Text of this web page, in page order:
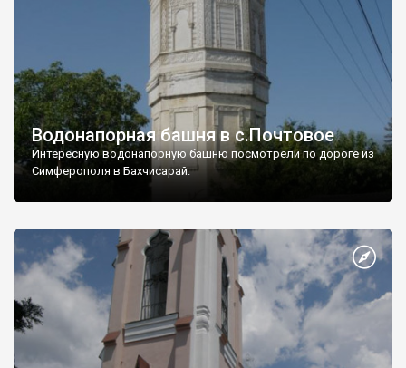
Водонапорная башня в с.Почтовое
Интересную водонапорную башню посмотрели по дороге из
Симферополя в Бахчисарай.